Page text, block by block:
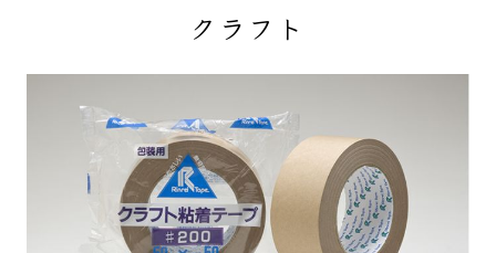
クラフト